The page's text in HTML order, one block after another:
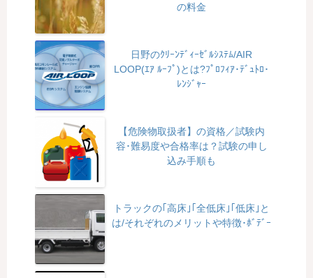
の料金
日野のｸﾘｰﾝﾃﾞｨｰｾﾞﾙｼｽﾃﾑ/AIR
LOOP(ｴｱ ﾙｰﾌﾟ)とは?ﾌﾟﾛﾌｨｱ･ﾃﾞｭﾄﾛ･
ﾚﾝｼﾞｬｰ
【危険物取扱者】の資格／試験内
容･難易度や合格率は？試験の申し
込み手順も
トラックの｢高床｣｢全低床｣｢低床｣と
は/それぞれのメリットや特徴･ﾎﾞﾃﾞｰ